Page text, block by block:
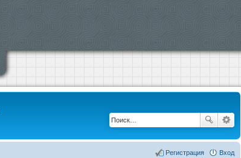
Вход
Регистрация